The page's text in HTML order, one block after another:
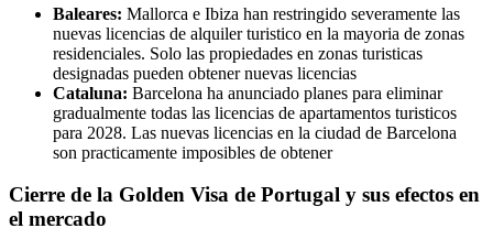
Baleares: Mallorca e Ibiza han restringido severamente las
nuevas licencias de alquiler turistico en la mayoria de zonas
residenciales. Solo las propiedades en zonas turisticas
designadas pueden obtener nuevas licencias
Cataluna: Barcelona ha anunciado planes para eliminar
gradualmente todas las licencias de apartamentos turisticos
para 2028. Las nuevas licencias en la ciudad de Barcelona
son practicamente imposibles de obtener
Cierre de la Golden Visa de Portugal y sus efectos en
el mercado